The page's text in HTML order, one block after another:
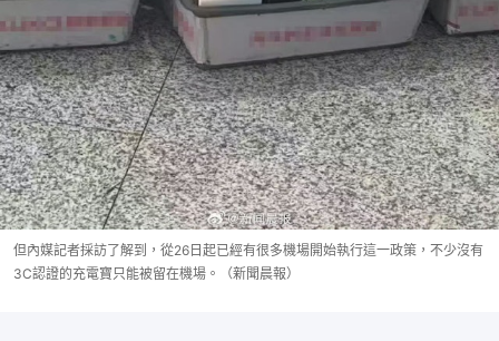
但內媒記者採訪了解到，從26日起已經有很多機場開始執行這一政策，不少沒有
3C認證的充電寶只能被留在機場。（新聞晨報）